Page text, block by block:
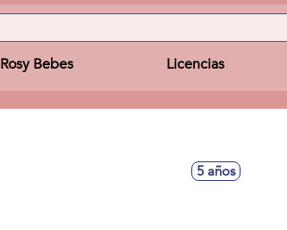
Rosy Bebes Licencias
5 años